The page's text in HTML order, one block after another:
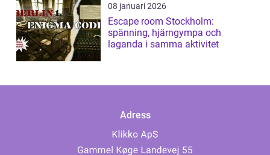
08 januari 2026
Escape room Stockholm:
spänning, hjärngympa och
laganda i samma aktivitet
Adress